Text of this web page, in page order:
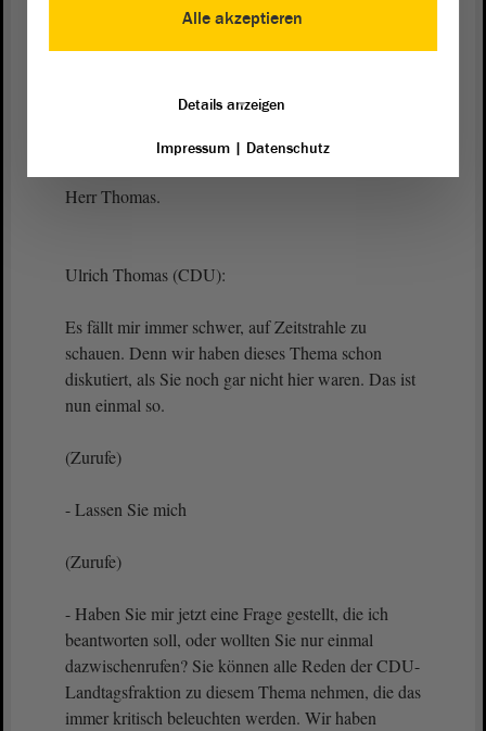
Damit haben Sie eine Vorlage.
Vizepräsidentin Anne-Marie Keding:
Herr Thomas.
Ulrich Thomas (CDU):
Es fällt mir immer schwer, auf Zeitstrahle zu
schauen. Denn wir haben dieses Thema schon
diskutiert, als Sie noch gar nicht hier waren. Das ist
nun einmal so.
(Zurufe)
- Lassen Sie mich
(Zurufe)
- Haben Sie mir jetzt eine Frage gestellt, die ich
beantworten soll, oder wollten Sie nur einmal
dazwischenrufen? Sie können alle Reden der CDU-
Landtagsfraktion zu diesem Thema nehmen, die das
immer kritisch beleuchten werden. Wir haben
Alle akzeptieren
Details anzeigen
Impressum| Datenschutz